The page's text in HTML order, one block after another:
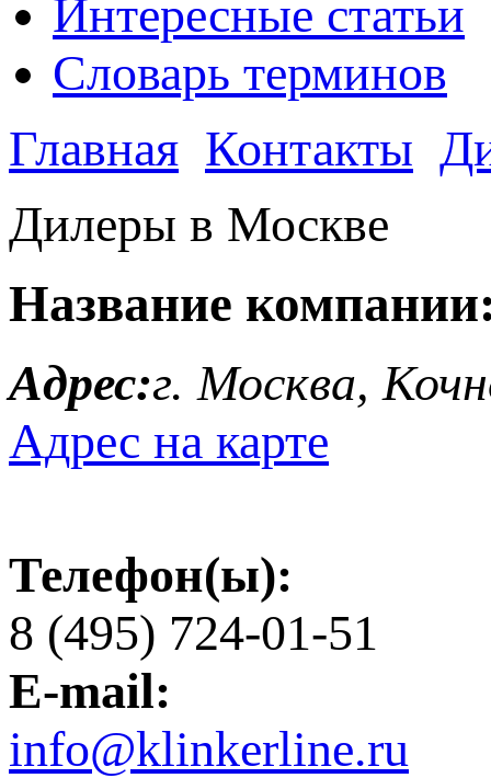
Интересные статьи
Словарь терминов
Главная Контакты
Дилеры в Москве
Название
Адрес:г. Москва,
Адрес на карте
Телефон(ы):
8 (495) 724-01-51
E-mail:
info@klinkerline.ru